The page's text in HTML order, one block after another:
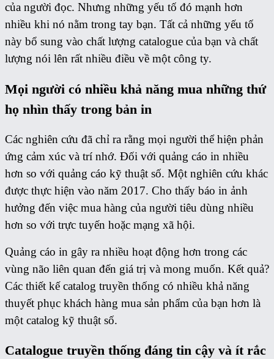
của người đọc. Nhưng những yếu tố đó mạnh hơn
nhiều khi nó nằm trong tay bạn. Tất cả những yếu tố
này bổ sung vào chất lượng catalogue của bạn và chất
lượng nói lên rất nhiều điều về một công ty.
Mọi người có nhiều khả năng mua những thứ
họ nhìn thấy trong bản in
Các nghiên cứu đã chỉ ra rằng mọi người thể hiện phản
ứng cảm xúc và trí nhớ. Đối với quảng cáo in nhiều
hơn so với quảng cáo kỹ thuật số. Một nghiên cứu khác
được thực hiện vào năm 2017. Cho thấy báo in ảnh
hưởng đến việc mua hàng của người tiêu dùng nhiều
hơn so với trực tuyến hoặc mạng xã hội.
Quảng cáo in gây ra nhiều hoạt động hơn trong các
vùng não liên quan đến giá trị và mong muốn. Kết quả?
Các thiết kế catalog truyền thống có nhiều khả năng
thuyết phục khách hàng mua sản phẩm của bạn hơn là
một catalog kỹ thuật số.
Catalogue truyền thống đáng tin cậy và ít rắc